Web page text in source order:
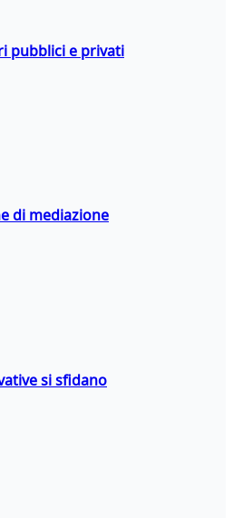
pubblici e privati
di mediazione
si sfidano